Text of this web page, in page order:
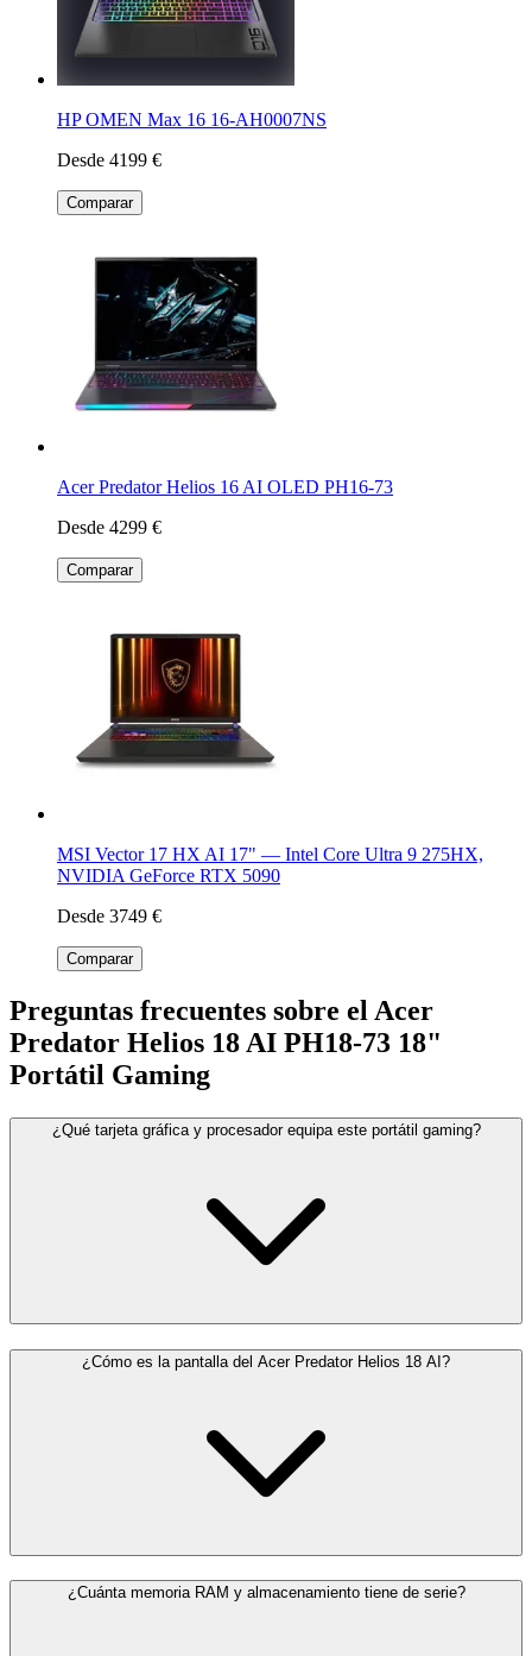
HP OMEN Max 16 16-AH0007NS
Desde 4199 €
Comparar
Acer Predator Helios 16 AI OLED PH16-73
Desde 4299 €
Comparar
MSI Vector 17 HX AI 17" — Intel Core Ultra 9 275HX,
NVIDIA GeForce RTX 5090
Desde 3749 €
Comparar
Preguntas frecuentes sobre el Acer
Predator Helios 18 AI PH18-73 18"
Portátil Gaming
¿Qué tarjeta gráfica y procesador equipa este portátil gaming?
¿Cómo es la pantalla del Acer Predator Helios 18 AI?
¿Cuánta memoria RAM y almacenamiento tiene de serie?